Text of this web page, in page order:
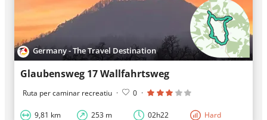
Germany - The Travel Destination
Glaubensweg 17 Wallfahrtsweg
Ruta per caminar recreatiu · 0 ·
9,81 km 253 m 02h22 Hard